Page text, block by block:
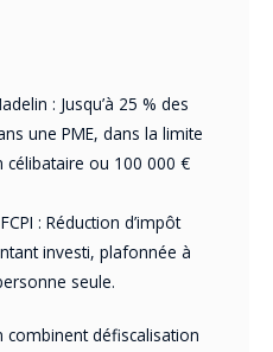
: Jusqu’à 25 % des
une PME, dans la limite
ou 100 000 €
: Réduction d’impôt
investi, plafonnée à
seule.
combinent défiscalisation